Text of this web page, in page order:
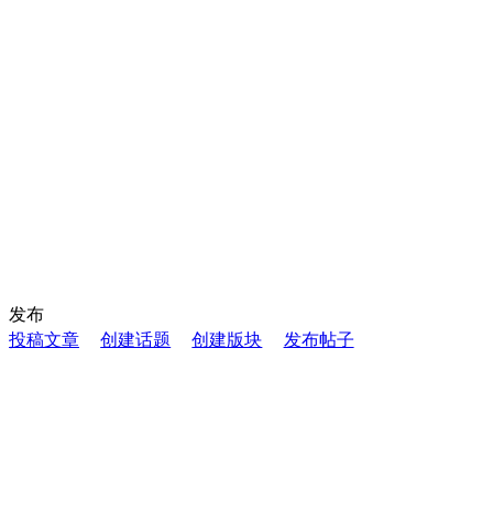
发布
投稿文章
创建话题 创建版块 发布帖子